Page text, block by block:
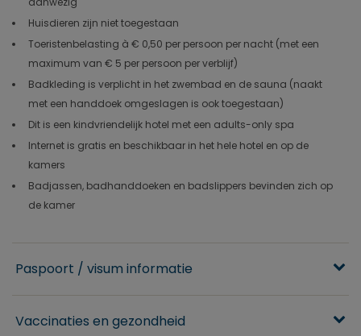
Huisdieren zijn niet toegestaan
Toeristenbelasting à € 0,50 per persoon per nacht (met een
maximum van € 5 per persoon per verblijf)
Badkleding is verplicht in het zwembad en de sauna (naakt
met een handdoek omgeslagen is ook toegestaan)
Dit is een kindvriendelijk hotel met een adults-only spa
Internet is gratis en beschikbaar in het hele hotel en op de
kamers
Badjassen, badhanddoeken en badslippers bevinden zich op
de kamer
Paspoort / visum informatie
Vaccinaties en gezondheid